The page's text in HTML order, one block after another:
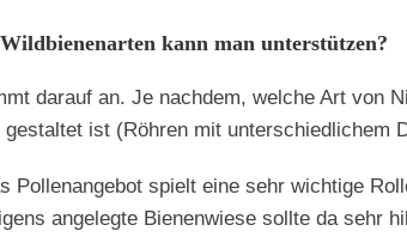
kann man unterstützen?
darauf an. Je nachdem, welche Art von
gestaltet ist (Röhren mit unterschiedlichem
Pollenangebot spielt eine sehr wichtige
angelegte Bienenwiese sollte da sehr